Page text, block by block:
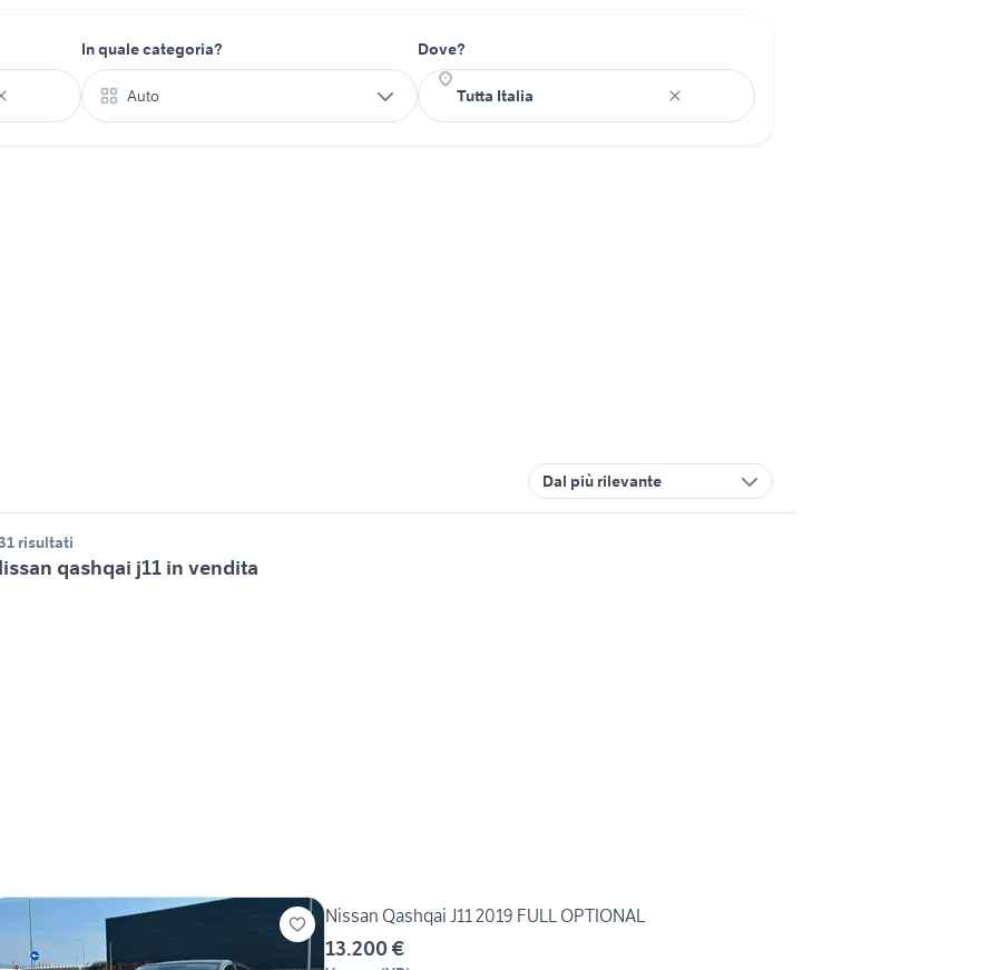
In quale categoria?
Auto
Dove?
Dal più rilevante
risultati
qashqai j11 in vendita
Nissan Qashqai J11 2019 FULL OPTIONAL
13.200 €